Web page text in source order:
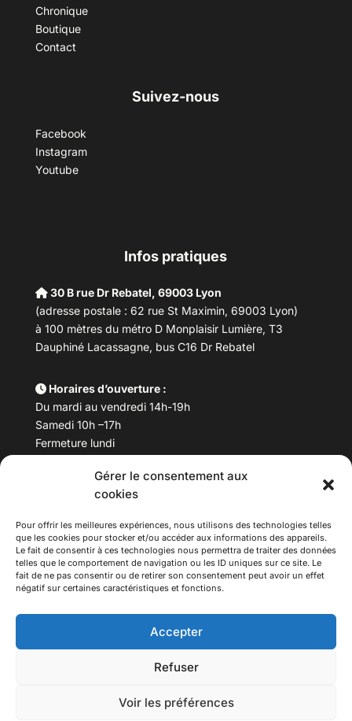
Gérer le consentement aux
cookies
Pour offrir les meilleures expériences, nous utilisons des technologies telles
que les cookies pour stocker et/ou accéder aux informations des appareils.
Le fait de consentir à ces technologies nous permettra de traiter des données
telles que le comportement de navigation ou les ID uniques sur ce site. Le
fait de ne pas consentir ou de retirer son consentement peut avoir un effet
négatif sur certaines caractéristiques et fonctions.
Accepter
Refuser
Voir les préférences
Chronique
Boutique
Contact
Suivez-nous
Facebook
Instagram
Youtube
Infos pratiques
30 B rue Dr Rebatel, 69003 Lyon
(adresse postale : 62 rue St Maximin, 69003 Lyon)
à 100 mètres du métro D Monplaisir Lumière, T3
Dauphiné Lacassagne, bus C16 Dr Rebatel
Horaires d’ouverture :
Du mardi au vendredi 14h-19h
Samedi 10h –17h
Fermeture lundi
Téléphone : 04 78 53 06 40
maisondesculturesasiatiques@asiexpo.com
Tous droits réservés.